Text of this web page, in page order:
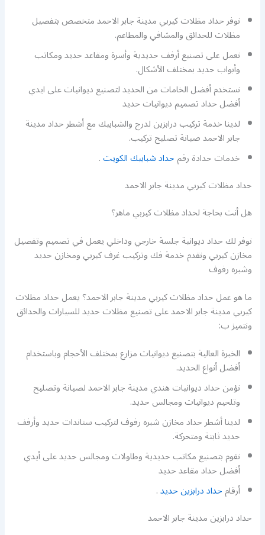
نوفر حداد مظلات كيربي مدينة جابر الاحمد متخصص بتفصيل
مظلات للحدائق والمشافي والمطاعم.
نعمل على تصنيع أرفف حديدية وأسرة ومقاعد حديد ومكاتب
وأبواب حديد بمختلف الأشكال.
نستخدم أفضل الخامات من الحديد لتصنيع ديوانيات على ايدي
أفضل حداد تصميم ديوانيات حديد
لدينا خدمة تركيب درابزين لدرج والشبابيك مع أشطر حداد مدينة
جابر الاحمد صيانة تصليح تركيب.
خدمات حدادة رقمحداد شبابيك الكويت.
حداد مظلات كيربي مدينة جابر الاحمد
هل أنت بحاجة لحداد مظلات كيربي ماهر؟
نوفر لك حداد ديوانية جلسة خارجي وداخلي يعمل في تصميم وتفصيل
مخازن كيربي ونقدم خدمة فك وتركيب غرف كيربي ومخازن حديد
وشبره رفوف
ما هو عمل حداد مظلات كيربي مدينة جابر الاحمد؟ يعمل حداد مظلات
كيربي مدينة جابر الاحمد على تصنيع مظلات حديد للسيارات والحدائق
ونتميز ب:
الخبرة العالية بتصنيع ديوانيات مزارع بمختلف الأحجام وباستخدام
أفضل أنواع الحديد.
نؤمن حداد ديوانيات هندي مدينة جابر الاحمد لصيانة وتصليح
وتلحيم ديوانيات ومجالس حديد.
لدينا أشطر حداد مخازن شبره رفوف لتركيب ستاندات حديد وأرفف
حديد ثابتة ومتحركة.
نقوم بتصنيع مكاتب حديدية وطاولات ومجالس حديد على أيدي
أفضل حداد مقاعد حديد
أرقامحداد درابزين حديد.
حداد درابزين مدينة جابر الاحمد